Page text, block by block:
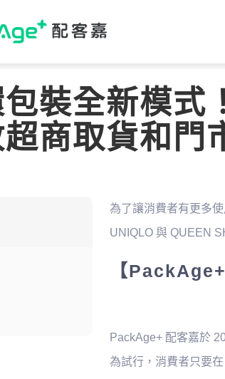
裝全新模
超商取貨和門
為了讓消費者有更多
UNIQLO 與 QUEEN
【
PackAge+ 配客嘉於
為試行，消費者只要